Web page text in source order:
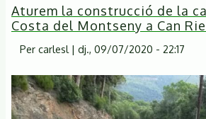
Aturem la construcció de la
Costa del Montseny a Can
Per carlesl | dj., 09/07/2020 - 22:17